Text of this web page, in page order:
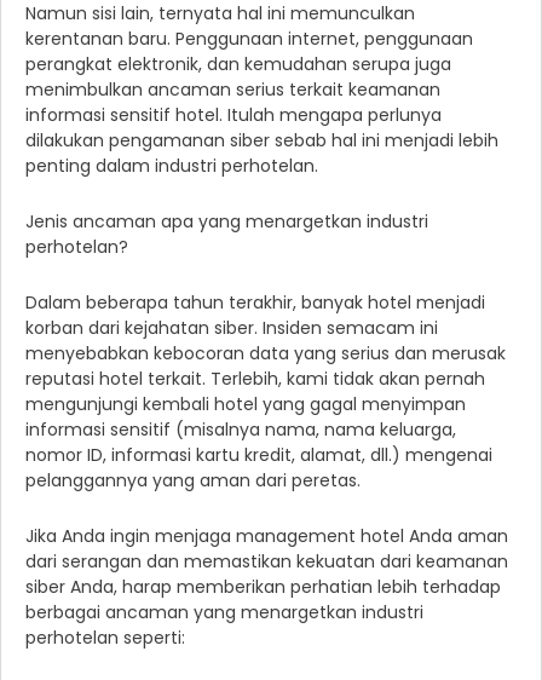
Namun sisi lain, ternyata hal ini memunculkan
kerentanan baru. Penggunaan internet, penggunaan
perangkat elektronik, dan kemudahan serupa juga
menimbulkan ancaman serius terkait keamanan
informasi sensitif hotel. Itulah mengapa perlunya
dilakukan pengamanan siber sebab hal ini menjadi lebih
penting dalam industri perhotelan.
Jenis ancaman apa yang menargetkan industri
perhotelan?
Dalam beberapa tahun terakhir, banyak hotel menjadi
korban dari kejahatan siber. Insiden semacam ini
menyebabkan kebocoran data yang serius dan merusak
reputasi hotel terkait. Terlebih, kami tidak akan pernah
mengunjungi kembali hotel yang gagal menyimpan
informasi sensitif (misalnya nama, nama keluarga,
nomor ID, informasi kartu kredit, alamat, dll.) mengenai
pelanggannya yang aman dari peretas.
Jika Anda ingin menjaga management hotel Anda aman
dari serangan dan memastikan kekuatan dari keamanan
siber Anda, harap memberikan perhatian lebih terhadap
berbagai ancaman yang menargetkan industri
perhotelan seperti: